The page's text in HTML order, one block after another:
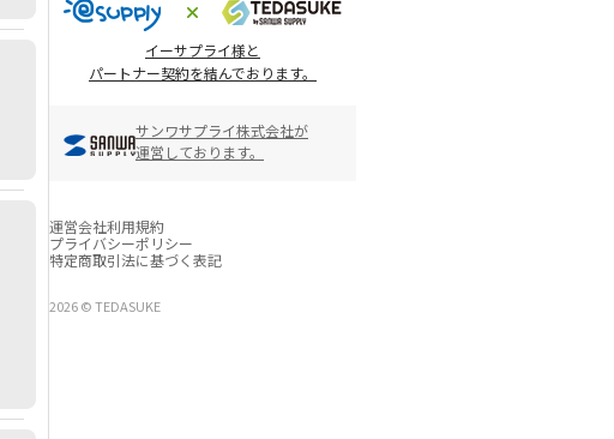
イーサプライ様と
パートナー契約を結んでおります。
サンワサプライ株式会社が
運営しております。
運営会社利用規約
プライバシーポリシー
特定商取引法に基づく表記
2026 © TEDASUKE